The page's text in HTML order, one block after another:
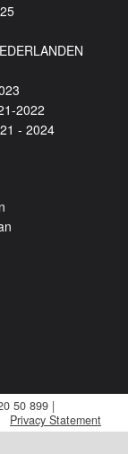
2022
- 2024
50 899 |
Privacy Statement